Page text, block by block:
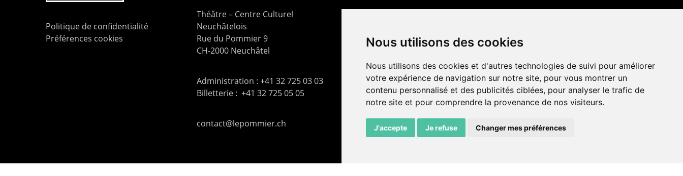
Nous utilisons des cookies
Nous utilisons des cookies et d'autres technologies de suivi pour améliorer
votre expérience de navigation sur notre site, pour vous montrer un
contenu personnalisé et des publicités ciblées, pour analyser le trafic de
notre site et pour comprendre la provenance de nos visiteurs.
J'accepte Je refuse Changer mes préférences
Politique de confidentialité
Préférences cookies
Théâtre – Centre Culturel
Neuchâtelois
Rue du Pommier 9
CH-2000 Neuchâtel
Administration : +41 32 725 03 03
Billetterie : +41 32 725 05 05
contact@lepommier.ch